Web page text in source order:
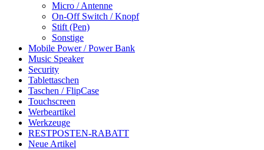
Micro / Antenne
On-Off Switch / Knopf
Stift (Pen)
Sonstige
Mobile Power / Power Bank
Music Speaker
Security
Tablettaschen
Taschen / FlipCase
Touchscreen
Werbeartikel
Werkzeuge
RESTPOSTEN-RABATT
Neue Artikel